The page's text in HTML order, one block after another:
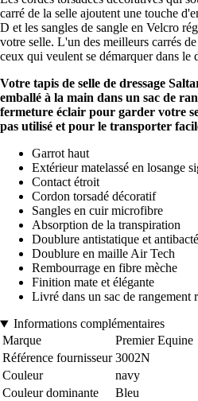
carré de la selle ajoutent une touche
D et les sangles de sangle en Velcro
votre selle. L'un des meilleurs carrés
ceux qui veulent se démarquer dans le
Votre tapis de selle de dressage
emballé à la main dans un sac de
fermeture éclair pour garder votre
pas utilisé et pour le transporter
Garrot haut
Extérieur matelassé en losange
Contact étroit
Cordon torsadé décoratif
Sangles en cuir microfibre
Absorption de la transpiration
Doublure antistatique et
Doublure en maille Air Tech
Rembourrage en fibre mèche
Finition mate et élégante
Livré dans un sac de rangement
Informations complémentaires
Marque
Premier Equine
Référence fournisseur 3002N
Couleur
navy
Couleur dominante
Bleu